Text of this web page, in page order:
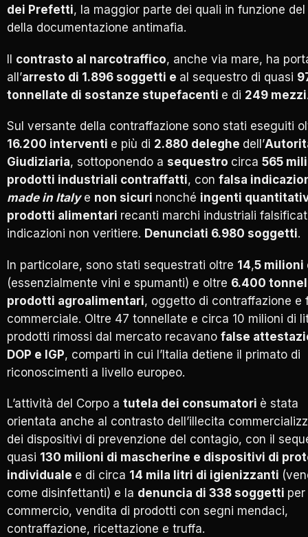
dei Prefetti, la maggior parte dei quali in funzione
della documentazione antimafia.
Il contrasto al narcotraffico, anche via mare, ha
all’arresto di 1.896 soggetti e al sequestro di quasi
tonnellate di sostanze stupefacenti e di 249 mezzi
Sul versante della contraffazione sono stati eseguiti
16.200 interventi e più di 2.880 deleghe dell’
Giudiziaria, sottoponendo a sequestro circa 565
prodotti industriali contraffatti, con falsa
made in Italye non sicuri nonché ingenti
prodotti alimentari recanti marchi industriali
indicazioni non veritiere. Denunciati 6.980 soggetti.
In particolare, sono stati sequestrati oltre 14,5 milioni
(essenzialmente vini e spumanti) e oltre 6.400
prodotti agroalimentari, oggetto di contraffazione e
commerciale. Oltre 47 tonnellate e circa 10 milioni di
prodotti rimossi dal mercato recavano false
DOP e IGP, comparti in cui l’Italia detiene il primato di
riconoscimenti a livello europeo.
L’attività del Corpo a tutela dei consumatori è stata
orientata anche al contrasto dell’illecita
dei dispositivi di prevenzione del contagio, con il
quasi 130 milioni di mascherine e dispositivi di
individuale e di circa 14 mila litri di igienizzanti
come disinfettanti) e la denuncia di 338 soggetti
commercio, vendita di prodotti con segni mendaci,
contraffazione, ricettazione e truffa.